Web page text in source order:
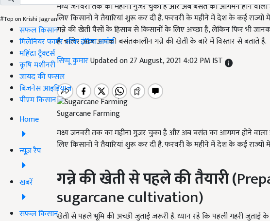
#Top on Krishi Jagran
सफल किसान
मिलेनियर फार्मर ऑफ इंडिया अवॉर्ड
महिंद्रा ट्रैक्टर्स
कृषि मशीनरी
जायद की फसल
बिज़नेस आइडियाज
पीएम किसान
Home
न्यूज़ रैप
खबरें
सफल किसान
मध्य जनवरी तक का महीना गुजर चुका है और अब बसंत का आगमन होने वाला
लिए किसानों ने तैयारियां शुरू कर दी है. फरवरी के महीने में देश के कई
गन्ने की खेती पैसों के हिसाब से किसानों के लिए अच्छा है, लेकिन फिर भी
है. चलिए आज आपको बसंतकालीन गन्ने की खेती के बारे में विस्तार से बताते हैं.
सिप्पू कुमारUpdated on 27 August, 2021 4:02 PM IST
Sugarcane Farming
मध्य जनवरी तक का महीना गुजर चुका है और अब बसंत का आगमन होने वाला
लिए किसानों ने तैयारियां शुरू कर दी है. फरवरी के महीने में देश के कई राज्यों
गन्ने की खेती से पहले की तैयारी (
sugarcane cultivation)
खेती से पहले भूमि की अच्छी जुताई जरूरी है. ध्यान रहे कि पहली गहरी जुताई